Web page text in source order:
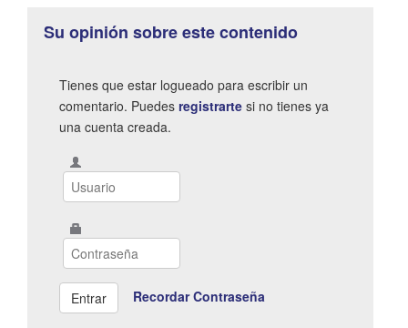
Su opinión sobre este contenido
Tienes que estar logueado para escribir un
comentario. Puedes registrarte si no tienes ya
una cuenta creada.
Recordar Contraseña